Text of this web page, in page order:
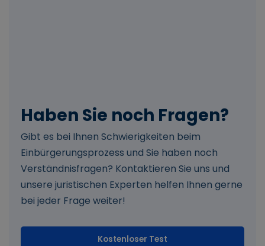
Haben Sie noch Fragen?
Gibt es bei Ihnen Schwierigkeiten beim
Einbürgerungsprozess und Sie haben noch
Verständnisfragen? Kontaktieren Sie uns und
unsere juristischen Experten helfen Ihnen gerne
bei jeder Frage weiter!
Kostenloser Test